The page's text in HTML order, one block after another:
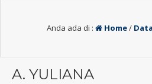
Anda ada di : Home/
A. YULIANA